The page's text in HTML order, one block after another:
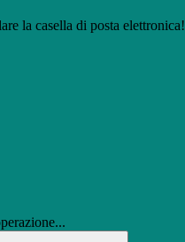
la casella di posta elettronica!